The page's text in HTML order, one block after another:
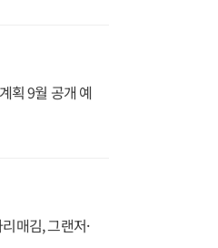
획 9월 공개 예
매김, 그랜저·